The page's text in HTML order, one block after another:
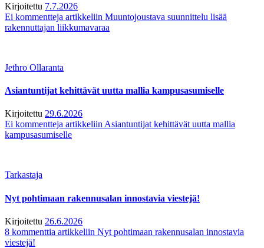
Kirjoitettu 7.7.2026
Ei kommentteja artikkeliin Muuntojoustava suunnittelu lisää
rakennuttajan liikkumavaraa
Jethro Ollaranta
Asiantuntijat kehittävät uutta mallia kampusasumiselle
Kirjoitettu 29.6.2026
Ei kommentteja artikkeliin Asiantuntijat kehittävät uutta mallia
kampusasumiselle
Tarkastaja
Nyt pohtimaan rakennusalan innostavia viestejä!
Kirjoitettu 26.6.2026
8 kommenttia artikkeliin Nyt pohtimaan rakennusalan innostavia
viestejä!